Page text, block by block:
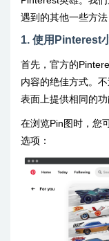
遇到的其他一些方
1. 使用Pinterest
首先，官方的
内容的绝佳方式。
表面上提供相同的功
在浏览Pin图时，您
选项：